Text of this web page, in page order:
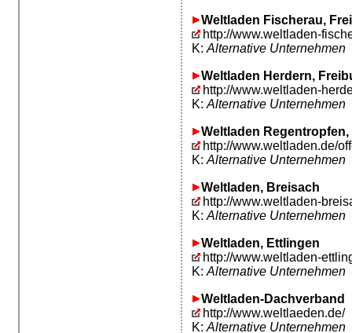
Weltladen Fischerau,
http://www.weltladen-
K: Alternative Unternehmen
Weltladen Herdern,
http://www.weltladen-
K: Alternative Unternehmen
Weltladen
http://www.weltladen.de/
K: Alternative Unternehmen
Weltladen, Breisach
http://www.weltladen-
K: Alternative Unternehmen
Weltladen, Ettlingen
http://www.weltladen-
K: Alternative Unternehmen
Weltladen-Dachverband
http://www.weltlaeden.de/
K: Alternative Unternehmen